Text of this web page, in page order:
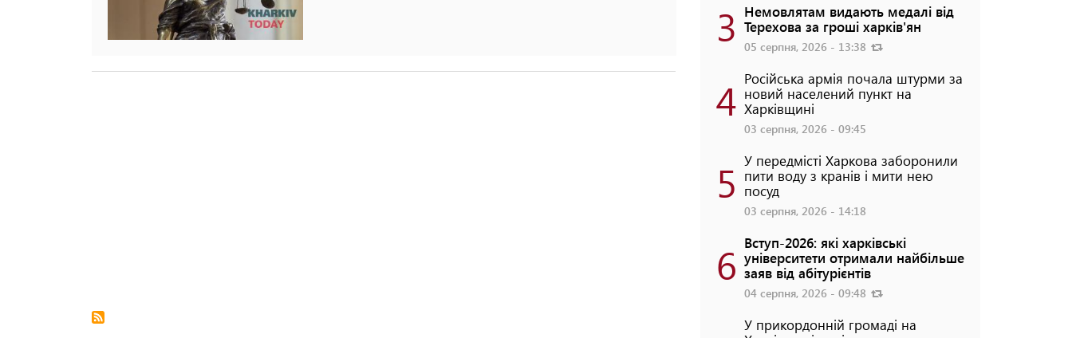
3 Немовлятам видають медалі від
Терехова за гроші харків'ян
05 серпня, 2026 - 13:38
4 Російська армія почала штурми за
новий населений пункт на
Харківщині
03 серпня, 2026 - 09:45
5 У передмісті Харкова заборонили
пити воду з кранів і мити нею
посуд
03 серпня, 2026 - 14:18
6 Вступ-2026: які харківські
університети отримали найбільше
заяв від абітурієнтів
04 серпня, 2026 - 09:48
У прикордонній громаді на